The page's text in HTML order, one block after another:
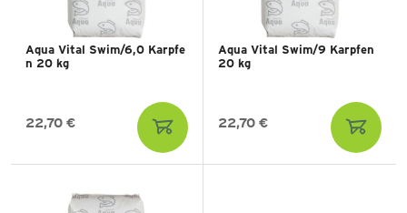
Aqua Vital Swim/6,0 Karpfe
n 20 kg
22,70 €
Aqua Vital Swim/9 Karpfen
20 kg
22,70 €